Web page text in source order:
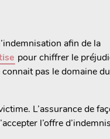
afin de la
pour chiffrer le
pas le domaine
L’assurance de
l’offre